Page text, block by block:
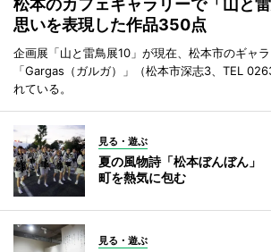
松本のカフェギャラリーで「山と
思いを表現した作品350点
企画展「山と雷鳥展10」が現在、松本市のギャ
「Gargas（ガルガ）」（松本市深志3、TEL
れている。
見る・遊ぶ
夏の風物詩「松本ぼんぼん
町を熱気に包む
見る・遊ぶ